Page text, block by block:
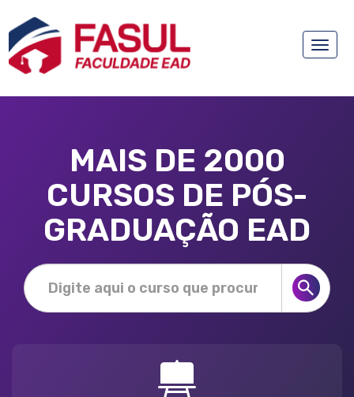
Toggle
MAIS DE 2000
CURSOS DE PÓS-
GRADUAÇÃO EAD